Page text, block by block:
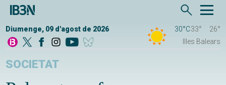
Diumenge, 09 d'agost de 2026 30°C33°
26°
Illes Balears
SOCIETAT